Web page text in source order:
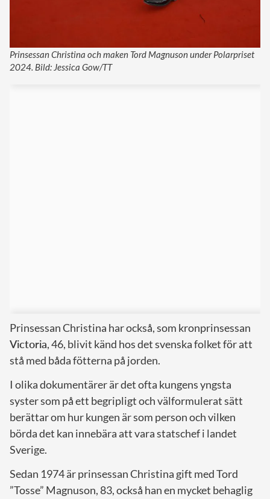
Prinsessan Christina och maken Tord Magnuson under Polarpriset
2024. Bild: Jessica Gow/TT
Prinsessan Christina har också, som kronprinsessan
Victoria, 46, blivit känd hos det svenska folket för att
stå med båda fötterna på jorden.
I olika dokumentärer är det ofta kungens yngsta
syster som på ett begripligt och välformulerat sätt
berättar om hur kungen är som person och vilken
börda det kan innebära att vara statschef i landet
Sverige.
Sedan 1974 är prinsessan Christina gift med Tord
”Tosse” Magnuson, 83, också han en mycket behaglig